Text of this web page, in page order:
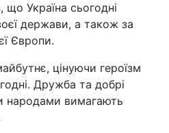
Україна сьогодні
держави, а також за
Європи.
цінуючи героїзм
Дружба та добрі
народами вимагають